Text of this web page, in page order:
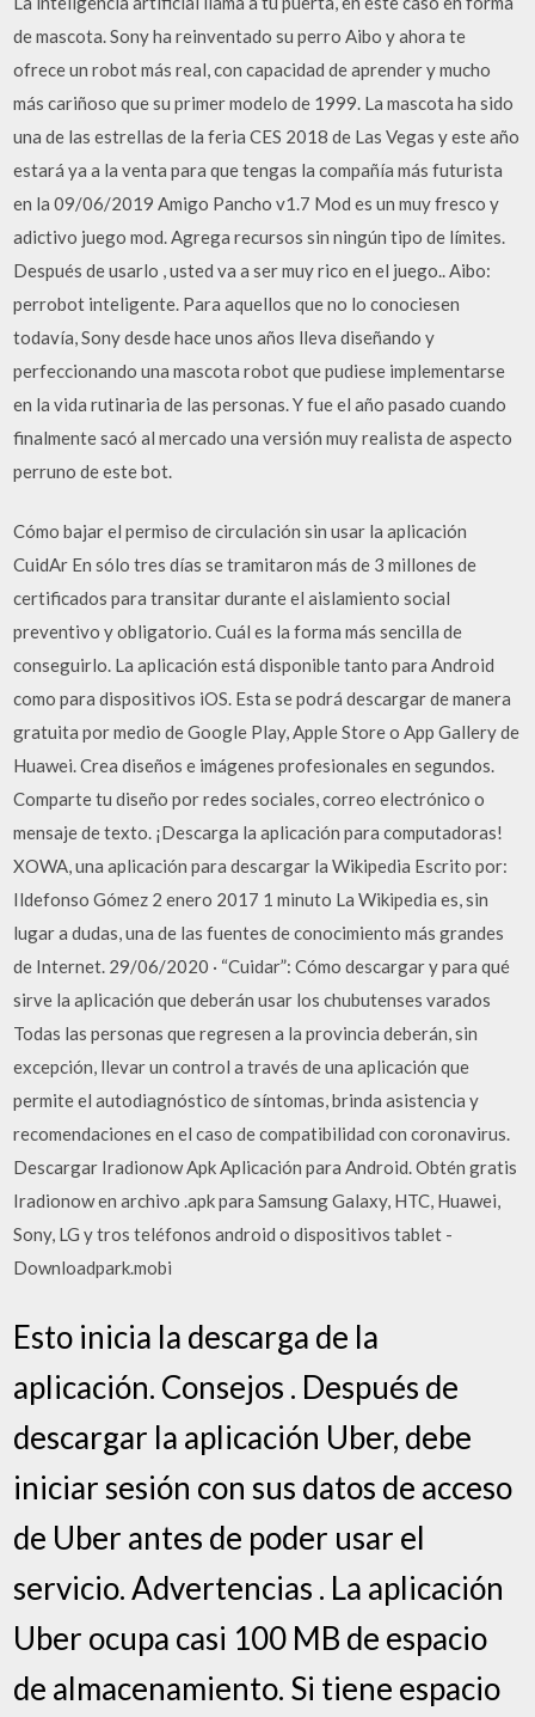
de mascota. Sony ha reinventado su perro Aibo y ahora te
ofrece un robot más real, con capacidad de aprender y mucho
más cariñoso que su primer modelo de 1999. La mascota ha sido
una de las estrellas de la feria CES 2018 de Las Vegas y este año
estará ya a la venta para que tengas la compañía más futurista
en la 09/06/2019 Amigo Pancho v1.7 Mod es un muy fresco y
adictivo juego mod. Agrega recursos sin ningún tipo de límites.
Después de usarlo , usted va a ser muy rico en el juego.. Aibo:
perrobot inteligente. Para aquellos que no lo conociesen
todavía, Sony desde hace unos años lleva diseñando y
perfeccionando una mascota robot que pudiese implementarse
en la vida rutinaria de las personas. Y fue el año pasado cuando
finalmente sacó al mercado una versión muy realista de aspecto
perruno de este bot.
Cómo bajar el permiso de circulación sin usar la aplicación
CuidAr En sólo tres días se tramitaron más de 3 millones de
certificados para transitar durante el aislamiento social
preventivo y obligatorio. Cuál es la forma más sencilla de
conseguirlo. La aplicación está disponible tanto para Android
como para dispositivos iOS. Esta se podrá descargar de manera
gratuita por medio de Google Play, Apple Store o App Gallery de
Huawei. Crea diseños e imágenes profesionales en segundos.
Comparte tu diseño por redes sociales, correo electrónico o
mensaje de texto. ¡Descarga la aplicación para computadoras!
XOWA, una aplicación para descargar la Wikipedia Escrito por:
Ildefonso Gómez 2 enero 2017 1 minuto La Wikipedia es, sin
lugar a dudas, una de las fuentes de conocimiento más grandes
de Internet. 29/06/2020 · “Cuidar”: Cómo descargar y para qué
sirve la aplicación que deberán usar los chubutenses varados
Todas las personas que regresen a la provincia deberán, sin
excepción, llevar un control a través de una aplicación que
permite el autodiagnóstico de síntomas, brinda asistencia y
recomendaciones en el caso de compatibilidad con coronavirus.
Descargar Iradionow Apk Aplicación para Android. Obtén gratis
Iradionow en archivo .apk para Samsung Galaxy, HTC, Huawei,
Sony, LG y tros teléfonos android o dispositivos tablet -
Downloadpark.mobi
Esto inicia la descarga de la
aplicación. Consejos . Después de
descargar la aplicación Uber, debe
iniciar sesión con sus datos de acceso
de Uber antes de poder usar el
servicio. Advertencias . La aplicación
Uber ocupa casi 100 MB de espacio
de almacenamiento. Si tiene espacio